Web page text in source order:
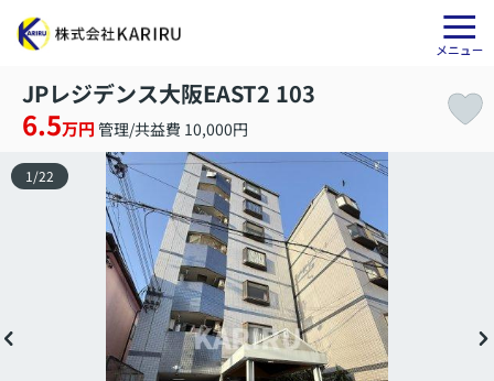
JPレジデンス大阪EAST2 103
6.5万円 管理/共益費 10,000円
1 /22